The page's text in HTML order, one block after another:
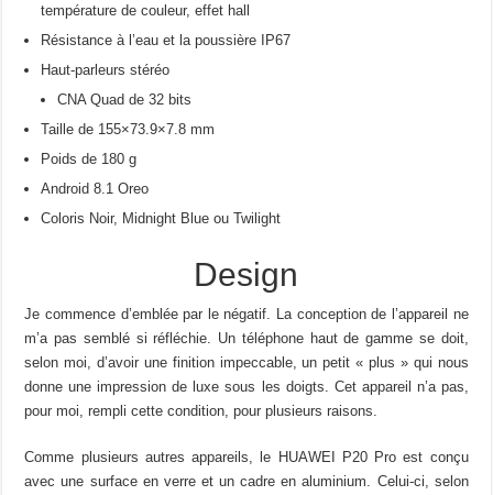
température de couleur, effet hall
Résistance à l’eau et la poussière IP67
Haut-parleurs stéréo
CNA Quad de 32 bits
Taille de 155×73.9×7.8 mm
Poids de 180 g
Android 8.1 Oreo
Coloris Noir, Midnight Blue ou Twilight
Design
Je commence d’emblée par le négatif. La conception de l’appareil ne
m’a pas semblé si réfléchie. Un téléphone haut de gamme se doit,
selon moi, d’avoir une finition impeccable, un petit « plus » qui nous
donne une impression de luxe sous les doigts. Cet appareil n’a pas,
pour moi, rempli cette condition, pour plusieurs raisons.
Comme plusieurs autres appareils, le HUAWEI P20 Pro est conçu
avec une surface en verre et un cadre en aluminium. Celui-ci, selon